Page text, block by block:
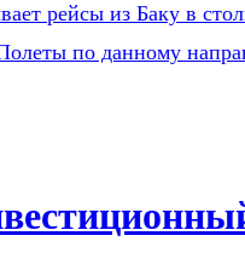
рейсы из Баку в
по данному